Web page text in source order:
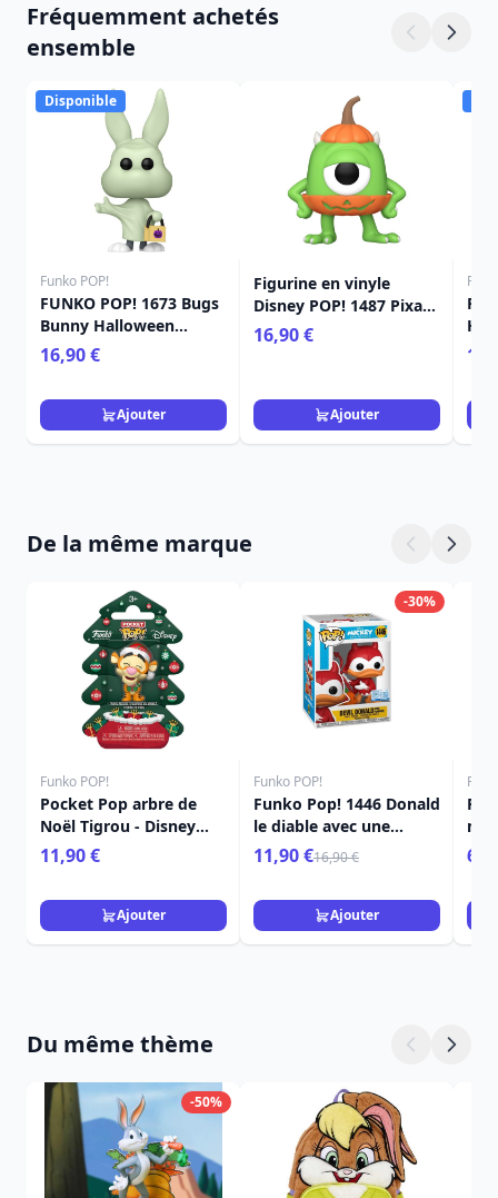
Fréquemment achetés
ensemble
Disponible
Funko POP!
FUNKO POP! 1673 Bugs
Bunny Halloween
(Fantôme) - Looney
Tunes
16,90 €
Ajouter
Figurine en vinyle
Disney POP! 1487 Pixar
Halloween Mike 9 cm
16,90 €
Ajouter
-
De la même marque
Funko POP!
Pocket Pop arbre de
Noël Tigrou - Disney
Winnie L'ourson
11,90 €
Ajouter
-30%
Funko POP!
Funko Pop! 1446 Donald
le diable avec une
citrouille - Disney
11,90 €16,90 €
Ajouter
Du même thème
-50%